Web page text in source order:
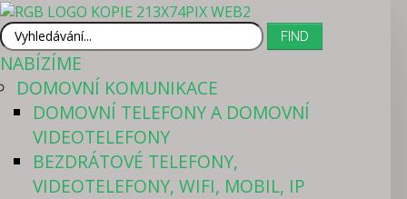
L
VYHLEDÁVÁNÍ... FIND
NABÍZÍME
DOMOVNÍ KOMUNIKACE
DOMOVNÍ­ TELEFONY A DOMOVNÍ
VIDEOTELEFONY
BEZDRÁTOVÉ TELEFONY,
VIDEOTELEFONY, WIFI, MOBIL, IP